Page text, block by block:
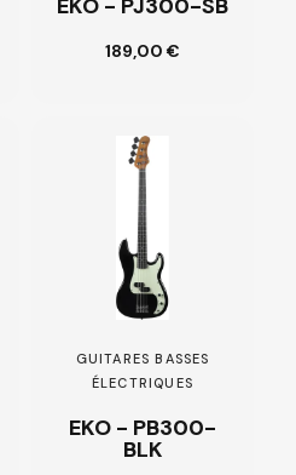
EKO - PJ300-SB
189,00 €
Customize
GUITARES BASSES
ÉLECTRIQUES
EKO - PB300-
BLK